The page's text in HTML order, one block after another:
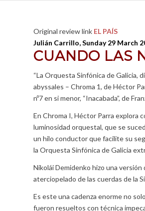
Original review link EL PAÍS
Julián Carrillo, Sunday 29 March
CUANDO LAS
“La Orquesta Sinfónica de Galicia,
abyssales – Chroma 1, de Héctor
nº7 en si menor, “Inacabada”, de
En Chroma I, Héctor Parra explora
luminosidad orquestal, que se
un hilo conductor que facilite su
la Orquesta Sinfónica de Galicia
Nikolái Demidenko hizo una
aterciopelado de las cuerdas de la
Es este una cadenza enorme no
fueron resueltos con técnica